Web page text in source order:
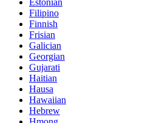
Estonian
Filipino
Finnish
Frisian
Galician
Georgian
Gujarati
Haitian
Hausa
Hawaiian
Hebrew